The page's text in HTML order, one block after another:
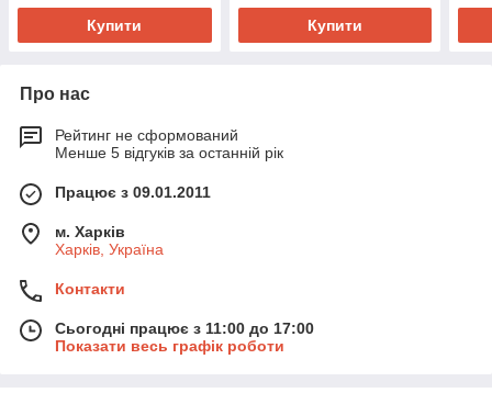
Купити Купити
Про нас
Рейтинг не сформований
Менше 5 відгуків за останній рік
Працює з 09.01.2011
м. Харків
Харків, Україна
Контакти
Сьогодні працює з 11:00 до 17:00
Показати весь графік роботи